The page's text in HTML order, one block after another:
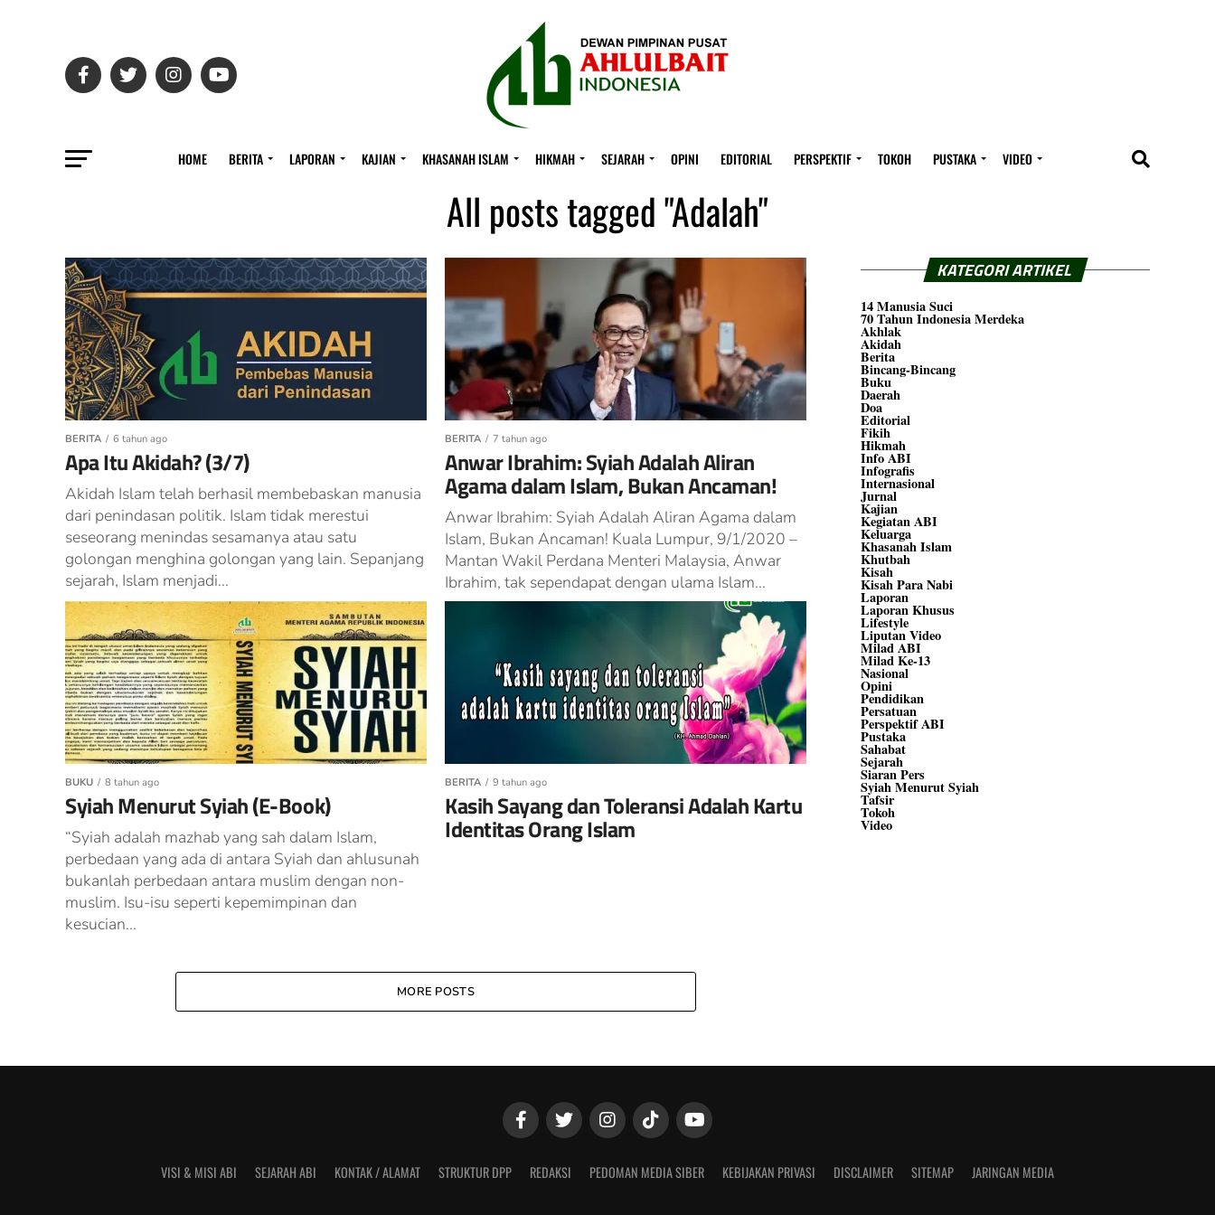
HOME BERITA LAPORAN KAJIAN KHASANAH ISLAM HIKMAH SEJARAH OPINI EDITORIAL PERSPEKTIF TOKOH PUSTAKA VIDEO
All posts tagged "Adalah"
BERITA 6 tahun ago
Apa Itu Akidah? (3/7)
Akidah Islam telah berhasil membebaskan manusia
dari penindasan politik. Islam tidak merestui
seseorang menindas sesamanya atau satu
golongan menghina golongan yang lain. Sepanjang
sejarah, Islam menjadi...
BERITA 7 tahun ago
Anwar Ibrahim: Syiah Adalah Aliran
Agama dalam Islam, Bukan Ancaman!
Anwar Ibrahim: Syiah Adalah Aliran Agama dalam
Islam, Bukan Ancaman! Kuala Lumpur, 9/1/2020 –
Mantan Wakil Perdana Menteri Malaysia, Anwar
Ibrahim, tak sependapat dengan ulama Islam...
BUKU 8 tahun ago
Syiah Menurut Syiah (E-Book)
“Syiah adalah mazhab yang sah dalam Islam,
perbedaan yang ada di antara Syiah dan ahlusunah
bukanlah perbedaan antara muslim dengan non-
muslim. Isu-isu seperti kepemimpinan dan
kesucian...
BERITA 9 tahun ago
Kasih Sayang dan Toleransi Adalah Kartu
Identitas Orang Islam
MORE POSTS
KATEGORI ARTIKEL
14 Manusia Suci
70 Tahun Indonesia Merdeka
Akhlak
Akidah
Berita
Bincang-Bincang
Buku
Daerah
Doa
Editorial
Fikih
Hikmah
Info ABI
Infografis
Internasional
Jurnal
Kajian
Kegiatan ABI
Keluarga
Khasanah Islam
Khutbah
Kisah
Kisah Para Nabi
Laporan
Laporan Khusus
Lifestyle
Liputan Video
Milad ABI
Milad Ke-13
Nasional
Opini
Pendidikan
Persatuan
Perspektif ABI
Pustaka
Sahabat
Sejarah
Siaran Pers
Syiah Menurut Syiah
Tafsir
Tokoh
Video
VISI & MISI ABI SEJARAH ABI KONTAK / ALAMAT STRUKTUR DPP REDAKSI PEDOMAN MEDIA SIBER KEBIJAKAN PRIVASI DISCLAIMER SITEMAP JARINGAN MEDIA